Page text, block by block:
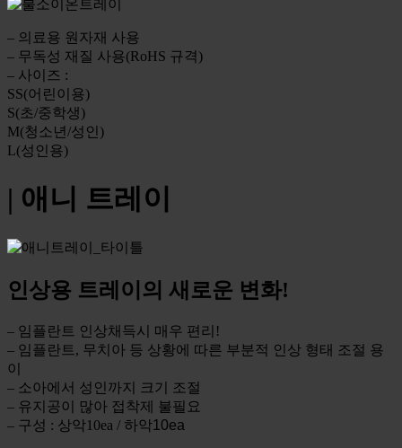
– 의료용 원자재 사용
– 무독성 재질 사용(RoHS 규격)
– 사이즈 :
SS(어린이용)
S(초/중학생)
M(청소년/성인)
L(성인용)
| 애니 트레이
인상용 트레이의 새로운 변화!
– 임플란트 인상채득시 매우 편리!
– 임플란트, 무치아 등 상황에 따른 부분적 인상 형태 조절 용
이
– 소아에서 성인까지 크기 조절
– 유지공이 많아 접착제 불필요
– 구성 : 상악10ea / 하악10ea